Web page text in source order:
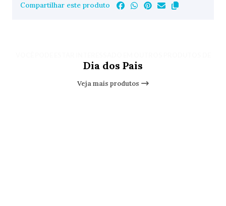
Compartilhar este produto
Dia dos Pais
Veja mais produtos